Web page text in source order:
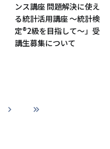
ンス講座 問題解決に使え
る統計活用講座 ～統計検
定®2級を目指して～」受
講生募集について
次ページ
chevron_right chevron_right
chevron_right